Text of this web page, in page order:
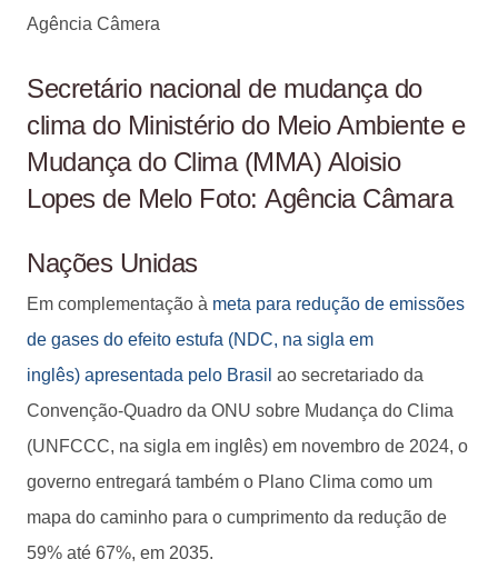
Secretário nacional de mudança do
clima do Ministério do Meio Ambiente e
Mudança do Clima (MMA) Aloisio
Lopes de Melo Foto: Agência Câmara
Nações Unidas
Em complementação à meta para redução de emissões
de gases do efeito estufa (NDC, na sigla em
inglês) apresentada pelo Brasil ao secretariado da
Convenção-Quadro da ONU sobre Mudança do Clima
(UNFCCC, na sigla em inglês) em novembro de 2024, o
governo entregará também o Plano Clima como um
mapa do caminho para o cumprimento da redução de
59% até 67%, em 2035.